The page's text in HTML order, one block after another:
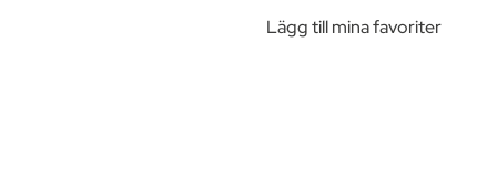
Lägg till mina favoriter